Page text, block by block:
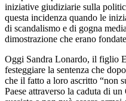
iniziative giudiziarie sulla
questa incidenza quando le
di scandalismo e di gogna
dimostrazione che erano
Oggi Sandra Lonardo, il figlio
festeggiare la sentenza che
che il fatto a loro ascritto “non
Paese attraverso la caduta di